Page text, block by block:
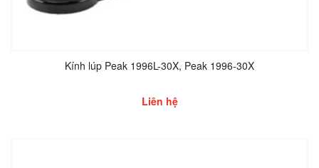
Kính lúp Peak 1996L-30X, Peak 1996-30X
Liên hệ